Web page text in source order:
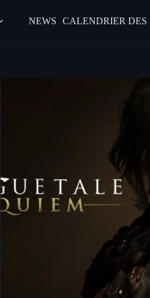
NEWS CALENDRIER DES